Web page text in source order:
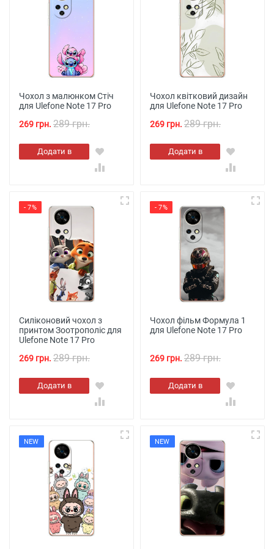
Чохол з малюнком Стіч
для Ulefone Note 17 Pro
269 грн. 289 грн.
Додати в
кошик
Чохол квітковий дизайн
для Ulefone Note 17 Pro
269 грн. 289 грн.
Додати в
кошик
- 7%
Силіконовий чохол з
принтом Зоотрополіс для
Ulefone Note 17 Pro
269 грн. 289 грн.
Додати в
кошик
- 7%
Чохол фільм Формула 1
для Ulefone Note 17 Pro
269 грн. 289 грн.
Додати в
кошик
NEW NEW